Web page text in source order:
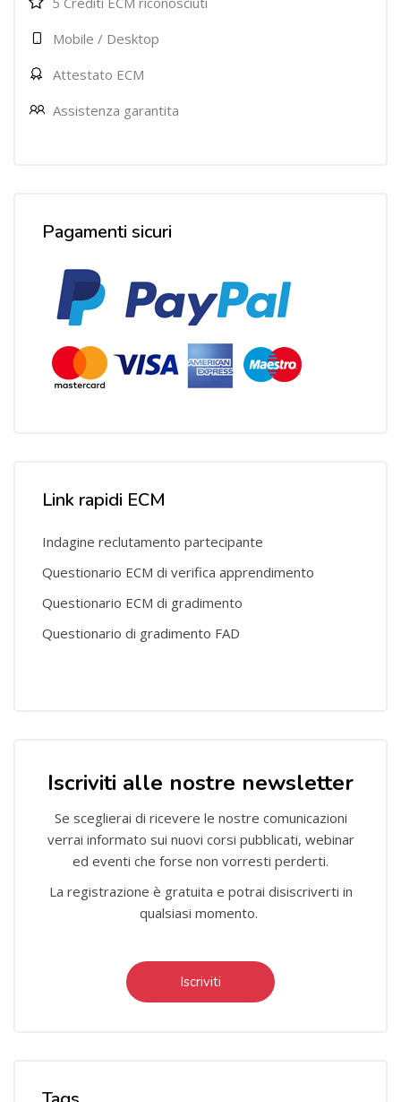
Mobile / Desktop
Attestato ECM
Assistenza garantita
Pagamenti sicuri
Link rapidi ECM
Indagine reclutamento partecipante
Questionario ECM di verifica apprendimento
Questionario ECM di gradimento
Questionario di gradimento FAD
Iscriviti alle nostre newsletter
Se sceglierai di ricevere le nostre comunicazioni
verrai informato sui nuovi corsi pubblicati, webinar
ed eventi che forse non vorresti perderti.
La registrazione è gratuita e potrai disiscriverti in
qualsiasi momento.
Iscriviti